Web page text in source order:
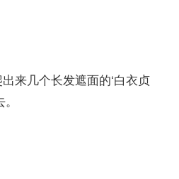
来几个长发遮面的‘白衣贞